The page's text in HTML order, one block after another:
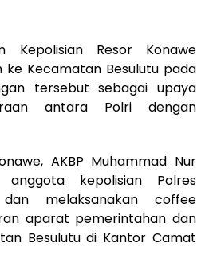
Kepolisian Resor Konawe
ke Kecamatan Besulutu pada
tersebut sebagai upaya
antara Polri dengan
AKBP Muhammad Nur
kepolisian Polres
melaksanakan coffee
aparat pemerintahan dan
Besulutu di Kantor Camat